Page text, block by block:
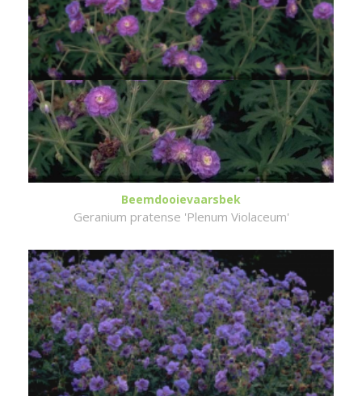
Beemdooievaarsbek
Geranium pratense 'Plenum Violaceum'